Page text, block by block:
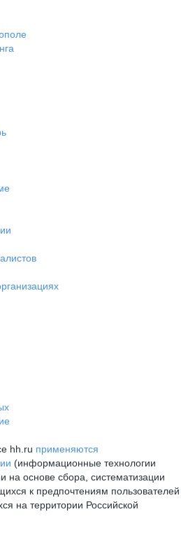
hh.ru применяются
(информационные технологии
на основе сбора, систематизации
к предпочтениям пользователей
на территории Российской